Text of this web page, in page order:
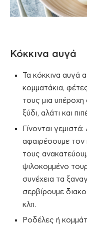
Κόκκινα αυγά
Τα κόκκινα αυγά
κομματάκια,
τους μια
ξύδι, αλάτι και
Γίνονται
αφαιρέσουμε τον
τους
ψιλοκομμένο
συνέχεια τα
σερβίρουμε
κλπ.
Ροδέλες ή